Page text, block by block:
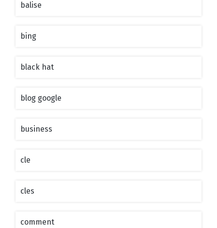
balise
bing
black hat
blog google
business
cle
cles
comment